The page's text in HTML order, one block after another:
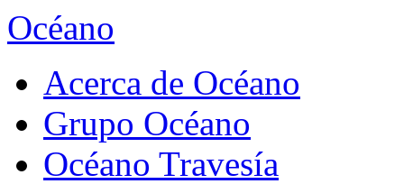
Océano
Acerca de Océano
Grupo Océano
Océano Travesía